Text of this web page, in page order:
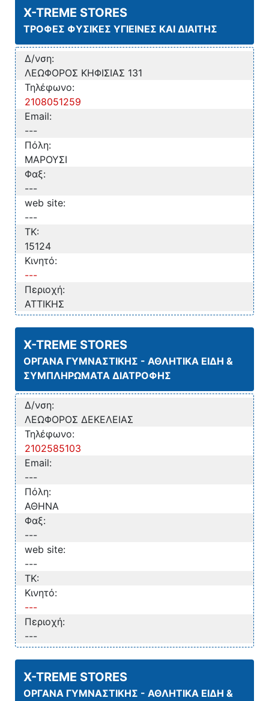
X-TREME STORES
ΤΡΟΦΕΣ ΦΥΣΙΚΕΣ ΥΓΙΕΙΝΕΣ ΚΑΙ ΔΙΑΙΤΗΣ
Δ/νση:
ΛΕΩΦΟΡΟΣ ΚΗΦΙΣΙΑΣ 131
Τηλέφωνο:
2108051259
Email:
---
Πόλη:
ΜΑΡΟΥΣΙ
Φαξ:
---
web site:
---
TK:
15124
Κινητό:
---
Περιοχή:
ΑΤΤΙΚΗΣ
X-TREME STORES
ΟΡΓΑΝΑ ΓΥΜΝΑΣΤΙΚΗΣ - ΑΘΛΗΤΙΚΑ ΕΙΔΗ &
ΣΥΜΠΛΗΡΩΜΑΤΑ ΔΙΑΤΡΟΦΗΣ
Δ/νση:
ΛΕΩΦΟΡΟΣ ΔΕΚΕΛΕΙΑΣ
Τηλέφωνο:
2102585103
Email:
---
Πόλη:
ΑΘΗΝΑ
Φαξ:
---
web site:
---
TK:
Κινητό:
---
Περιοχή:
---
X-TREME STORES
ΟΡΓΑΝΑ ΓΥΜΝΑΣΤΙΚΗΣ - ΑΘΛΗΤΙΚΑ ΕΙΔΗ &